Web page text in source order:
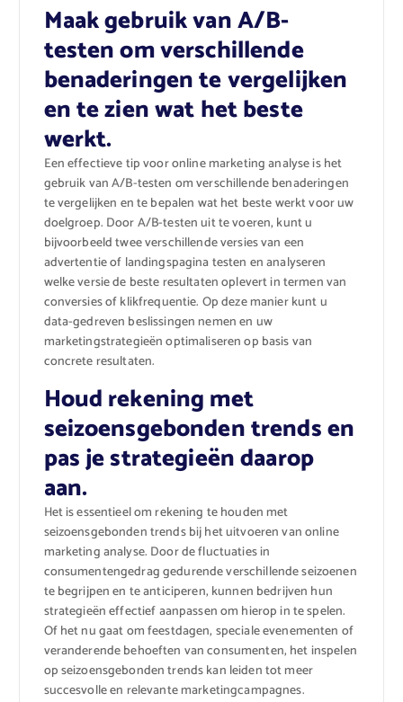
Maak gebruik van A/B-
testen om verschillende
benaderingen te vergelijken
en te zien wat het beste
werkt.
Een effectieve tip voor online marketing analyse is het
gebruik van A/B-testen om verschillende benaderingen
te vergelijken en te bepalen wat het beste werkt voor uw
doelgroep. Door A/B-testen uit te voeren, kunt u
bijvoorbeeld twee verschillende versies van een
advertentie of landingspagina testen en analyseren
welke versie de beste resultaten oplevert in termen van
conversies of klikfrequentie. Op deze manier kunt u
data-gedreven beslissingen nemen en uw
marketingstrategieën optimaliseren op basis van
concrete resultaten.
Houd rekening met
seizoensgebonden trends en
pas je strategieën daarop
aan.
Het is essentieel om rekening te houden met
seizoensgebonden trends bij het uitvoeren van online
marketing analyse. Door de fluctuaties in
consumentengedrag gedurende verschillende seizoenen
te begrijpen en te anticiperen, kunnen bedrijven hun
strategieën effectief aanpassen om hierop in te spelen.
Of het nu gaat om feestdagen, speciale evenementen of
veranderende behoeften van consumenten, het inspelen
op seizoensgebonden trends kan leiden tot meer
succesvolle en relevante marketingcampagnes.